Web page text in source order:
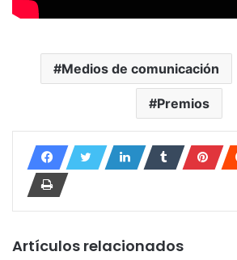
Medios de comunicación
Premios
Artículos relacionados